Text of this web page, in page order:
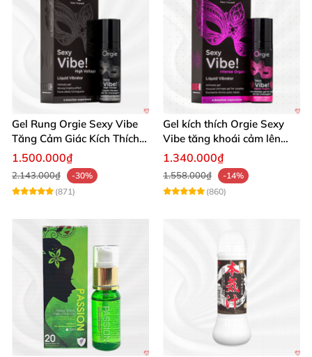
Gel Rung Orgie Sexy Vibe
Tăng Cảm Giác Kích Thích
Mạnh Mẽ
1.500.000₫
2.143.000₫
-30%
(871)
Gel kích thích Orgie Sexy
Vibe tăng khoái cảm lên
cao
1.340.000₫
1.558.000₫
-14%
(860)